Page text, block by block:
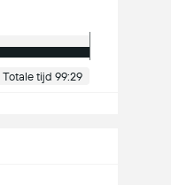
Totale tijd 99:29